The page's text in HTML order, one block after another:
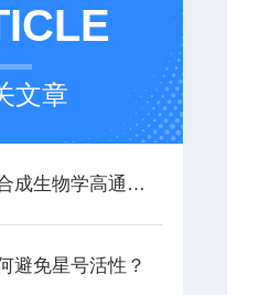
文章
快速内切酶在合成生物学高通量构建中的优势
避免星号活性？